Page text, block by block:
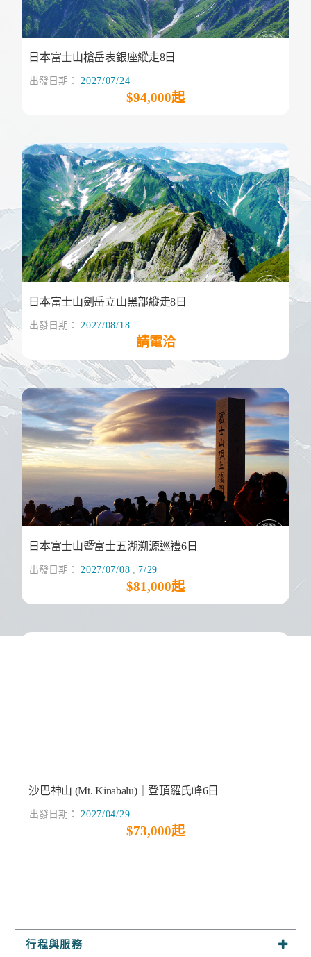
日本富士山槍岳表銀座縱走8日
出發日期：2027/07/24
$94,000起
日本富士山劍岳立山黑部縱走8日
出發日期：2027/08/18
請電洽
日本富士山暨富士五湖溯源巡禮6日
出發日期：2027/07/08 , 7/29
$81,000起
沙巴神山 (Mt. Kinabalu)｜登頂羅氏峰6日
出發日期：2027/04/29
$73,000起
行程與服務